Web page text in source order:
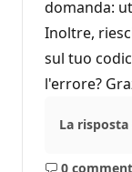
domanda:
Inoltre,
sul tuo
l'errore?
La
0